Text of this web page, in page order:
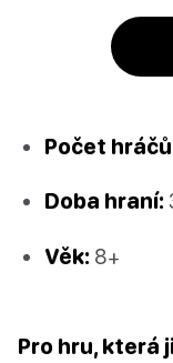
Počet
Doba hraní:
Věk: 8+
Pro hru, která